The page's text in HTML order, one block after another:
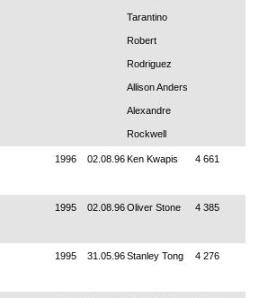
Tarantino
Robert
Rodriguez
Allison Anders
Alexandre
Rockwell
1996 02.08.96Ken Kwapis 4 661
1995 02.08.96Oliver Stone 4 385
1995 31.05.96Stanley Tong 4 276